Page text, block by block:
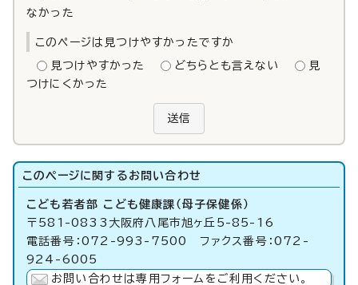
なかった
このページは見つけやすかったですか
見つけやすかった どちらとも言えない
見
つけにくかった
送信
このページに関する お問い合わせ
こども若者部 こども健康課（母子保健係）
〒581-0833大阪府八尾市旭ヶ丘5-85-16
電話番号：072-993-7500 ファクス番号：072-
924-6005
お問い合わせは専用フォームをご利用ください。